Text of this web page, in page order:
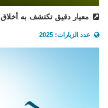
معيار دقيق تكتشف به أخلاق
عدد الزيارات: 2025